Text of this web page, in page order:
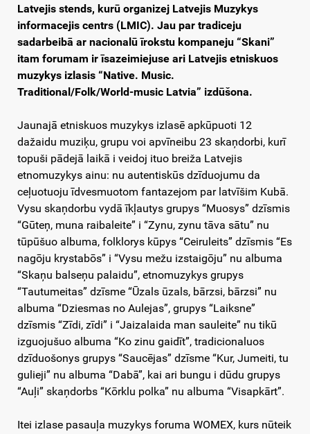
Latvejis stends, kurū organizej Latvejis Muzykys
informacejis centrs (LMIC). Jau par tradiceju
sadarbeibā ar nacionalū īrokstu kompaneju “Skani”
itam forumam ir īsazeimiejuse ari Latvejis etniskuos
muzykys izlasis “Native. Music.
Traditional/Folk/World-music Latvia” izdūšona.
Jaunajā etniskuos muzykys izlasē apkūpuoti 12
dažaidu muziķu, grupu voi apvīneibu 23 skaņdorbi, kurī
topuši pādejā laikā i veidoj ituo breiža Latvejis
etnomuzykys ainu: nu autentiskūs dzīduojumu da
ceļuotuoju īdvesmuotom fantazejom par latvīšim Kubā.
Vysu skaņdorbu vydā īkļautys grupys “Muosys” dzīsmis
“Gūteņ, muna raibaleite” i “Zynu, zynu tāva sātu” nu
tūpūšuo albuma, folklorys kūpys “Ceiruleits” dzīsmis “Es
nagōju krystabōs” i “Vysu mežu izstaigōju” nu albuma
“Skaņu balseņu palaidu”, etnomuzykys grupys
“Tautumeitas” dzīsme “Ūzals ūzals, bārzsi, bārzsi” nu
albuma “Dziesmas no Aulejas”, grupys “Laiksne”
dzīsmis “Zīdi, zīdi” i “Jaizalaida man sauleite” nu tikū
izguojušuo albuma “Ko zinu gaidīt”, tradicionaluos
dzīduošonys grupys “Saucējas” dzīsme “Kur, Jumeiti, tu
gulieji” nu albuma “Dabā”, kai ari bungu i dūdu grupys
“Auļi” skaņdorbs “Kōrklu polka” nu albuma “Visapkārt”.
Itei izlase pasauļa muzykys foruma WOMEX, kurs nūteik